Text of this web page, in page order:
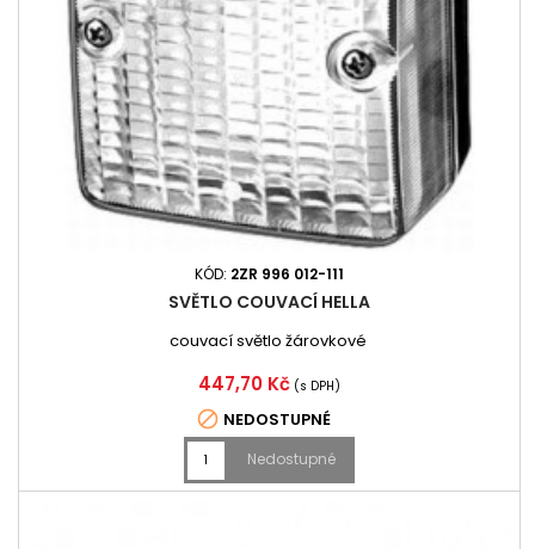
KÓD: 2ZR 996 012-111
SVĚTLO COUVACÍ HELLA
couvací světlo žárovkové
Cena
447,70 Kč (s DPH)
 NEDOSTUPNÉ
Nedostupné